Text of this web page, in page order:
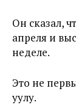
Он сказал,
апреля и
неделе.
Это не
уулу.